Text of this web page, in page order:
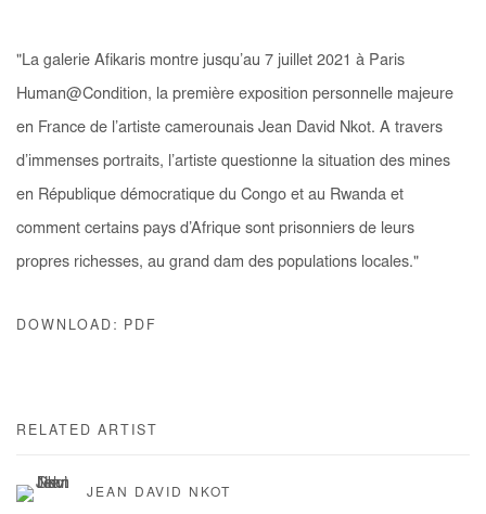
"La galerie Afikaris montre jusqu’au 7 juillet 2021 à Paris
Human@Condition, la première exposition personnelle majeure
en France de l’artiste camerounais Jean David Nkot. A travers
d’immenses portraits, l’artiste questionne la situation des mines
en République démocratique du Congo et au Rwanda et
comment certains pays d’Afrique sont prisonniers de leurs
propres richesses, au grand dam des populations locales."
DOWNLOAD: PDF
RELATED ARTIST
JEAN DAVID NKOT